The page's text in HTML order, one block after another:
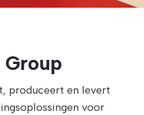
Group
produceert en levert
voor